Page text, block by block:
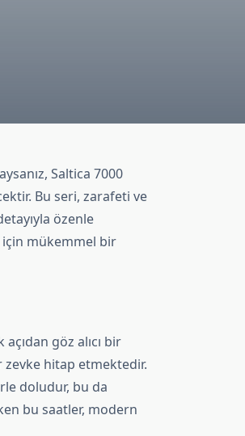
Saltica 7000
Bu seri, zarafeti ve
özenle
için mükemmel bir
göz alıcı bir
zevke hitap etmektedir.
doludur, bu da
bu saatler, modern